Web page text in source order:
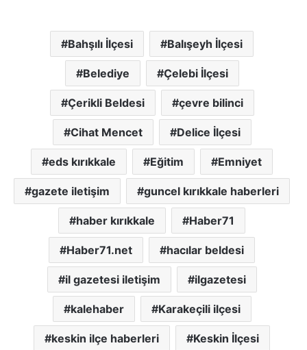
Bahşılı İlçesi Balışeyh İlçesi
Belediye Çelebi İlçesi
Çerikli Beldesi çevre bilinci
Cihat Mencet Delice İlçesi
eds kırıkkale Eğitim Emniyet
gazete iletişim guncel kırıkkale haberleri
haber kırıkkale Haber71
Haber71.net hacılar beldesi
il gazetesi iletişim ilgazetesi
kalehaber Karakeçili ilçesi
keskin ilçe haberleri Keskin İlçesi